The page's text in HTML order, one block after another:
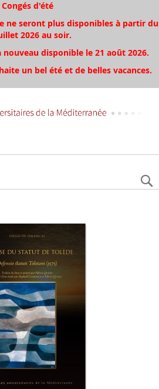
Congés d'été
ne seront plus disponibles à partir du
2026 au soir.
nouveau disponible le 21 août 2026.
un bel été et de belles vacances.